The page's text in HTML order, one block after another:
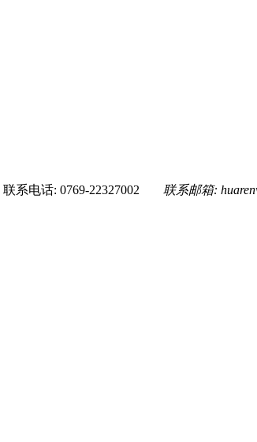
联系电话: 0769-22327002 联系邮箱: